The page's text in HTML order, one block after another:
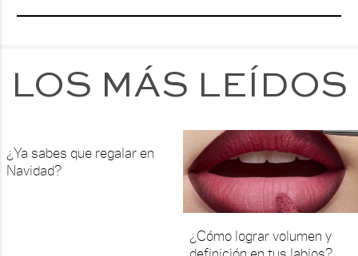
LOS MÁS LEÍDOS
¿Ya sabes que regalar en
Navidad?
¿Cómo lograr volumen y